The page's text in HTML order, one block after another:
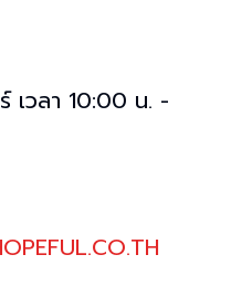
เวลา 10:00 น. -